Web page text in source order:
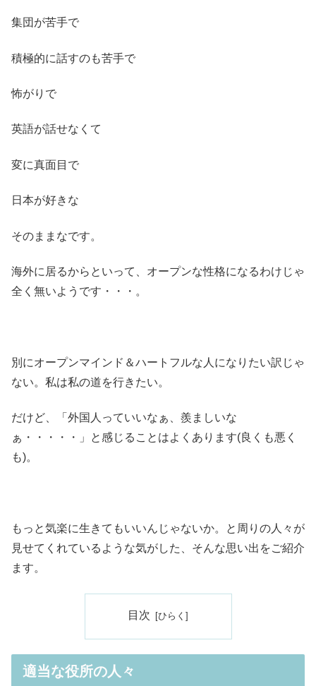
集団が苦手で
積極的に話すのも苦手で
怖がりで
英語が話せなくて
変に真面目で
日本が好きな
そのままなです。
海外に居るからといって、オープンな性格になるわけじゃ
全く無いようです・・・。
別にオープンマインド＆ハートフルな人になりたい訳じゃ
ない。私は私の道を行きたい。
だけど、「外国人っていいなぁ、羨ましいな
ぁ・・・・・」と感じることはよくあります(良くも悪く
も)。
もっと気楽に生きてもいいんじゃないか。と周りの人々が
見せてくれているような気がした、そんな思い出をご紹介
ます。
目次
適当な役所の人々